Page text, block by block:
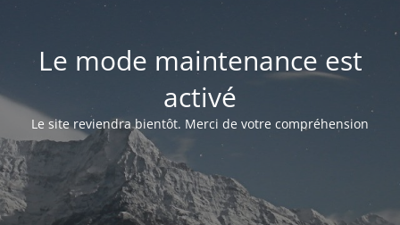
Le mode maintenance est
activé
Le site reviendra bientôt. Merci de votre compréhension